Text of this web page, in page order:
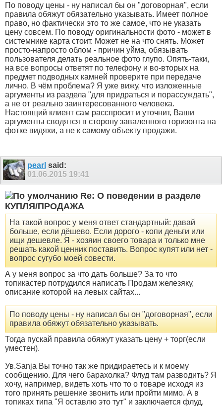
По поводу цены - ну написал бы он "договорная", если
правила обяжут обязательно указывать. Имеет полное
право, но фактически это то же самое, что не указать
цену совсем. По поводу оригинальности фото - может в
системнике карта стоит. Может не на что снять. Может
просто-напросто облом - причин уйма, обязывать
пользователя делать реальное фото глупо. Опять-таки,
на все вопросы ответят по телефону и во-вторых на
предмет подводных камней проверите при передаче
лично. В чём проблема? Я уже вижу, что изложенные
аргументы из раздела "для придраться и порассуждать",
а не от реально заинтересованного человека.
Настоящий клиент сам расспросит и уточнит, Ваши
аргументы сводятся в сторону заваленного горизонта на
фотке видяхи, а не к самому объекту продажи.
pearl said:
01.06.2015 19:41
Re: О поведении в разделе
КУПЛЯ/ПРОДАЖА
На такой вопрос у меня ответ стандартный: давай
больше, если дёшево. Если дорого - копи деньги или
ищи дешевле. Я - хозяин своего товара и только мне
решать какой ценник поставить. Вопрос купят или нет -
вопрос сугубо моей совести.
А у меня вопрос за что дать больше? За то что
топикастер потрудился написать Продам железяку,
описание которой на левых сайтах...
По поводу цены - ну написал бы он "договорная", если
правила обяжут обязательно указывать.
Тогда пускай правила обяжут указать цену + торг(если
уместен).
Ув.Sanja Вы точно так же придираетесь и к моему
сообщению. Для чего барахолка? Флуд там разводить? Я
хочу, например, видеть хоть что то о товаре исходя из
того принять решение звонить или пройти мимо. А в
топиках типа "Я оставлю это тут" и заключается флуд.